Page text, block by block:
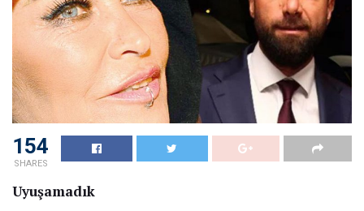
154
SHARES
Uyuşamadık